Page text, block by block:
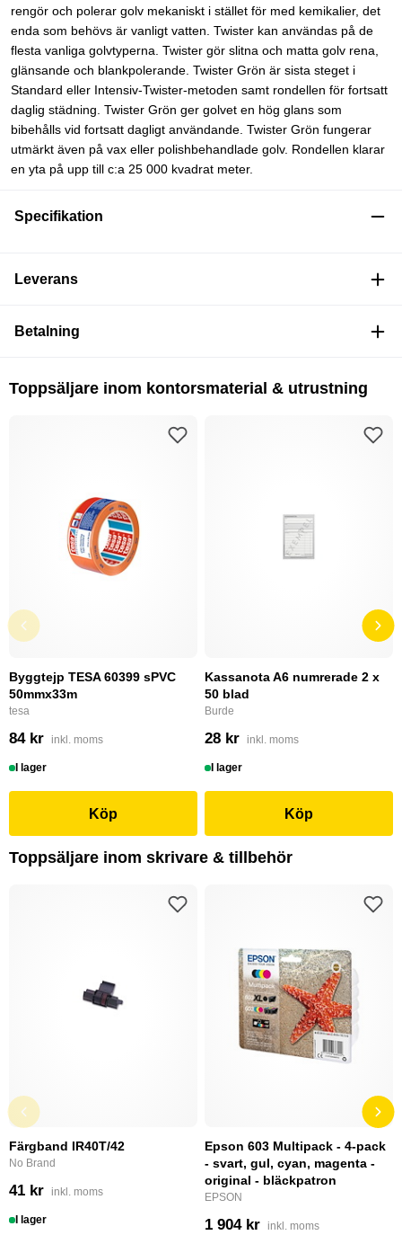
rengör och polerar golv mekaniskt i stället för med kemikalier, det
enda som behövs är vanligt vatten. Twister kan användas på de
flesta vanliga golvtyperna. Twister gör slitna och matta golv rena,
glänsande och blankpolerande. Twister Grön är sista steget i
Standard eller Intensiv-Twister-metoden samt rondellen för fortsatt
daglig städning. Twister Grön ger golvet en hög glans som
bibehålls vid fortsatt dagligt användande. Twister Grön fungerar
utmärkt även på vax eller polishbehandlade golv. Rondellen klarar
en yta på upp till c:a 25 000 kvadrat meter.
Specifikation
Leverans
Betalning
Toppsäljare inom kontorsmaterial & utrustning
Byggtejp TESA 60399 sPVC
50mmx33m
tesa
84 kr inkl. moms
I lager
Köp
Kassanota A6 numrerade 2 x
50 blad
Burde
28 kr inkl. moms
I lager
Köp
Toppsäljare inom skrivare & tillbehör
Färgband IR40T/42
No Brand
41 kr inkl. moms
I lager
Epson 603 Multipack - 4-pack
- svart, gul, cyan, magenta -
original - bläckpatron
EPSON
1 904 kr inkl. moms